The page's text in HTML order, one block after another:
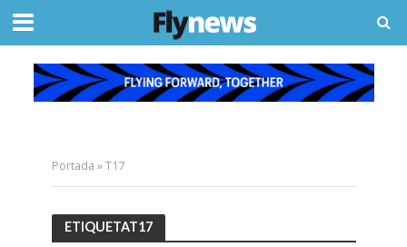
Portada »T17
ETIQUETAT17